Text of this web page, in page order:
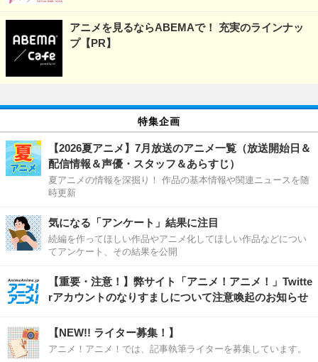
アニメを見るならABEMAで！ 充実のラインナッ
プ【PR】
特集企画
【2026夏アニメ】7月放送のアニメ一覧（放送開始日＆
配信情報＆声優・スタッフ＆あらすじ）
夏アニメの情報を深掘り！ 作品の基本情報や関連ニュースを随
時更新
気になる「アンケート」結果に注目
続編を作ってほしい作品やアニメ化してほしい作品などについ
てアンケート、その結果を公開
【重要・注意！】弊サイト「アニメ！アニメ！」Twitte
rアカウントのなりすましについて注意喚起のお知らせ
【NEW!! ライター募集！】
アニメ！アニメ！では、記事執筆ライターを募集しています。